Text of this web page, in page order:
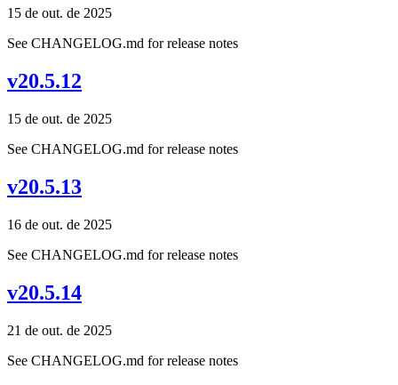
15 de out. de 2025
See CHANGELOG.md for release notes
v20.5.12
15 de out. de 2025
See CHANGELOG.md for release notes
v20.5.13
16 de out. de 2025
See CHANGELOG.md for release notes
v20.5.14
21 de out. de 2025
See CHANGELOG.md for release notes